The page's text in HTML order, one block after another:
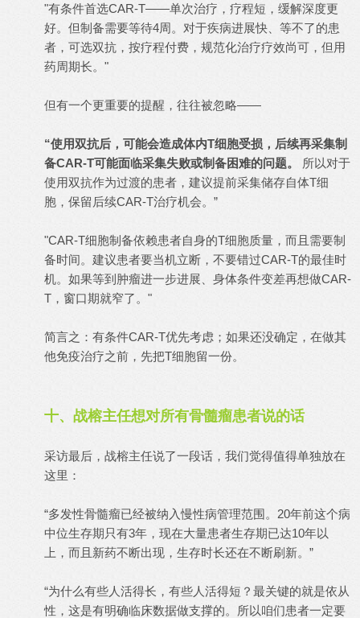
"有条件首选CAR-T——单次治疗，疗程短，缓解深度更
好。但制备需要等待4周。对于疾病进展快、等不了的患
者，可选双抗，按疗程付费，规范化治疗疗效尚可，但用
药周期长。"
但有一个更重要的提醒，往往被忽略——
“使用双抗后，可能会造成体内T细胞受损，后续再采集制
备CAR-T可能面临采集失败或制备困难的问题。
所以对于
使用双抗作为过渡的患者，建议提前采集储存自体T细
胞，保留后续CAR-T治疗机会。”
"CAR-T细胞制备依赖患者自身的T细胞质量，而且需要制
备时间。建议患者要当机立断，不要错过CAR-T的最佳时
机。如果等到肿瘤进一步进展、身体条件变差再想做CAR-
T，窗口期就窄了。"
简言之：有条件CAR-T优先考虑；如果还没确定，在做其
他免疫治疗之前，先把T细胞留一份。
十、战榕主任想对所有骨髓瘤患者说的话
采访最后，战榕主任说了一段话，我们觉得值得单独放在
这里：
“多发性骨髓瘤已经被纳入慢性病管理范围。20年前这个病
中位生存期只有3年，现在大量患者生存期已达10年以
上，而且新药不断出现，生存时长还在不断刷新。”
“为什么有些人活得长，有些人活得短？最关键的就是依从
性，这是有明确临床数据做支撑的。所以咱们患者一定要